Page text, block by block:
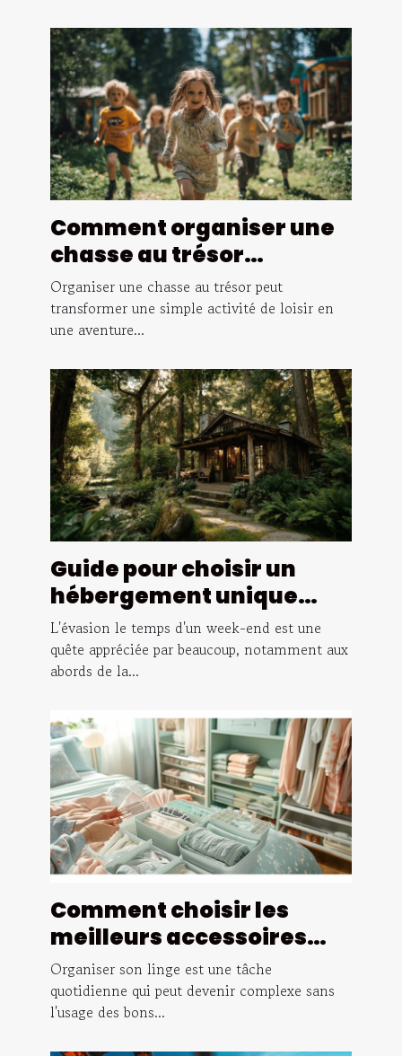
Comment organiser une
chasse au trésor
éducative pour enfants
Organiser une chasse au trésor peut
transformer une simple activité de loisir en
une aventure...
Guide pour choisir un
hébergement unique
pour un week-end près de
Paris
L'évasion le temps d'un week-end est une
quête appréciée par beaucoup, notamment aux
abords de la...
Comment choisir les
meilleurs accessoires
pour organiser votre
linge efficacement
Organiser son linge est une tâche
quotidienne qui peut devenir complexe sans
l'usage des bons...